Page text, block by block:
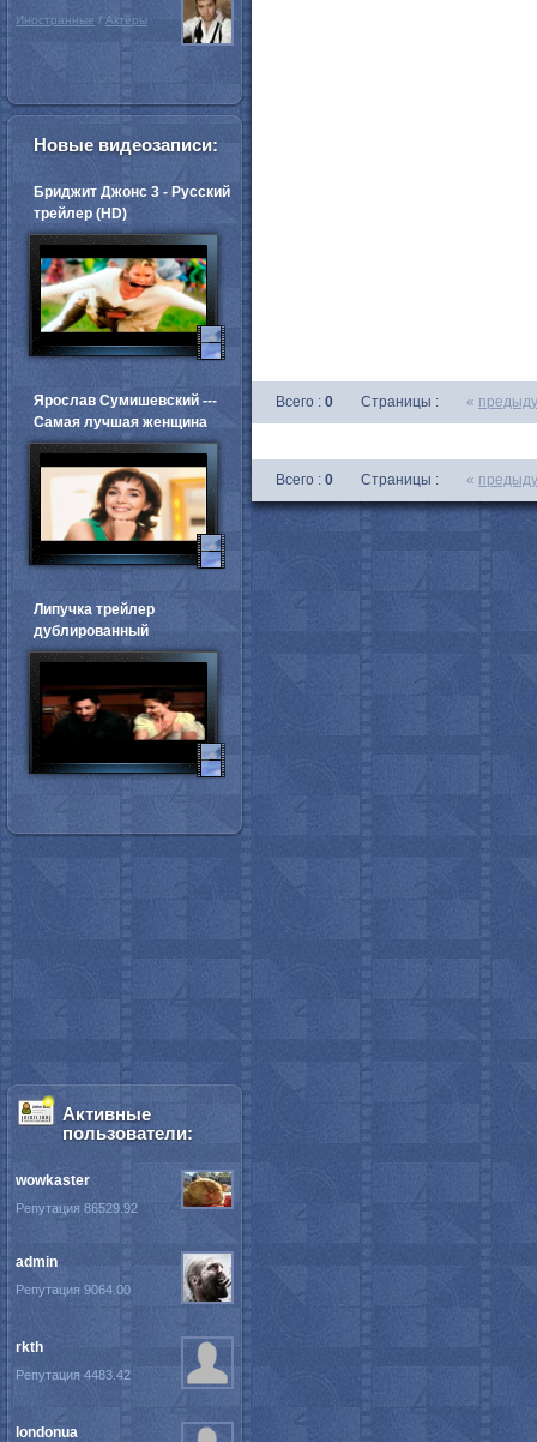
Всего : 0 Страницы : «
Всего : 0 Страницы : «
Иностранные / Актёры
Новые видеозаписи:
Бриджит Джонс 3 - Русский
трейлер (HD)
Ярослав Сумишевский ---
Самая лучшая женщина
Липучка трейлер
дублированный
Активные
пользователи:
wowkaster
Репутация 86529.92
admin
Репутация 9064.00
rkth
Репутация 4483.42
londonua